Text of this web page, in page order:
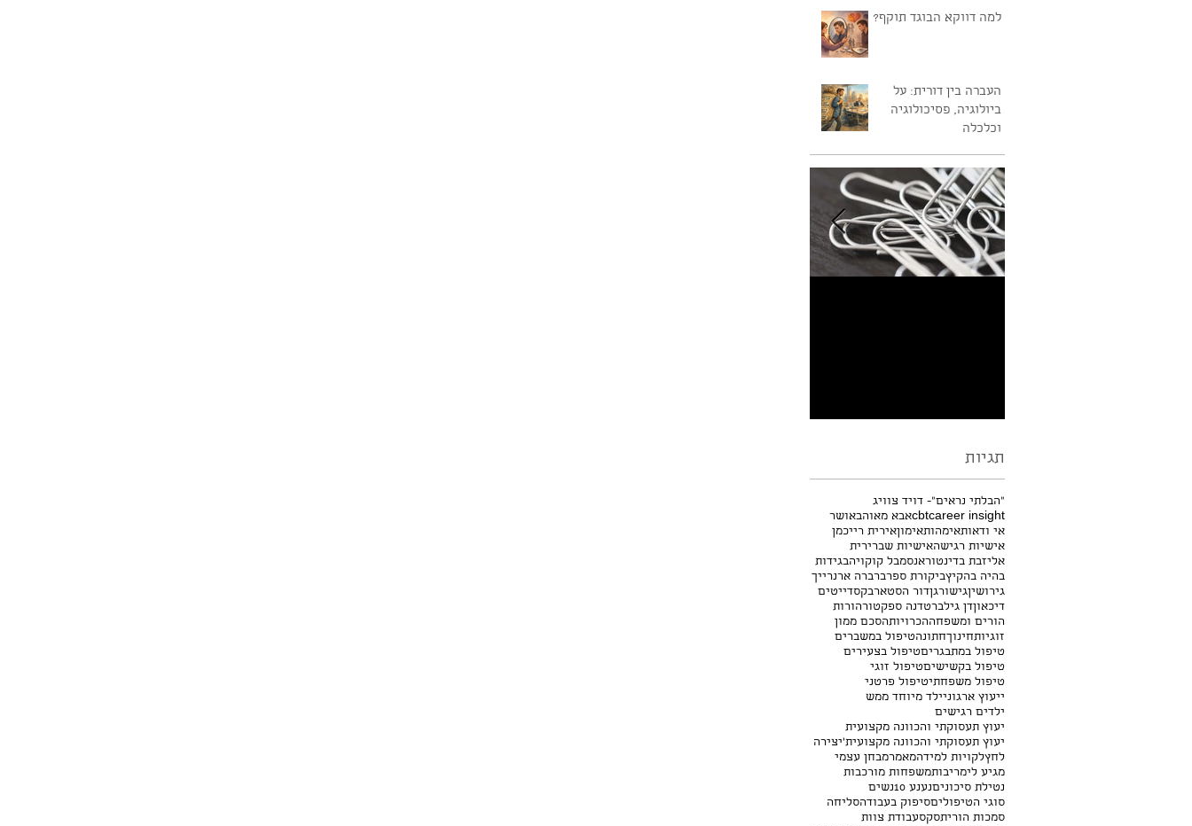
למה דווקא הבוגד תוקף?
העברה בין דורית: על
ביולוגיה, פסיכולוגיה
וכלכלה
תגיות
"הבלתי נראים"- דויד צוויג
career insight
cbtאבא מאוהבאושר
אי ודאותאימהותאימוןאירית רייכמן
אישיות רגישהאישיות שברירית
אליזבת בדינטוראנסמבל קוקויהבגידות
בהיה בהקיץביקורת ספרברברה ארנרייך
גירושיןגישורגןדור הסטארבקסדייטים
דיכאוןדן גילברטדנה ספקטורהורות
הורים ומשפחההכרויותהסכם ממון
זוגיותחינוךחתונהטיפול במשברים
טיפול במתבגריםטיפול בצעירים
טיפול בקשישיםטיפול זוגי
טיפול משפחתיטיפול פרטני
ייעוץ ארגוניילד מיוחד ממש
ילדים רגישים
יעוץ תעסוקתי והכוונה מקצועית
יעוץ תעסוקתי והכוונה מקצועית'יצירה
לחץלקויות למידהמאמרמבחן עצמי
מגיע לימריבותמשפחות מורכבות
נטילת סיכוניםנענע 10
נשים
סוגי הטיפוליםסיפוק בעבודהסליחה
סמכות הוריתסקסעבודת צוות